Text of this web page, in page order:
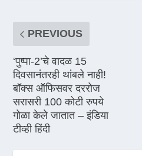
PREVIOUS
‘पुष्पा-2’चे वादळ 15
दिवसानंतरही थांबले नाही!
बॉक्स ऑफिसवर दररोज
सरासरी 100 कोटी रुपये
गोळा केले जातात – इंडिया
टीव्ही हिंदी